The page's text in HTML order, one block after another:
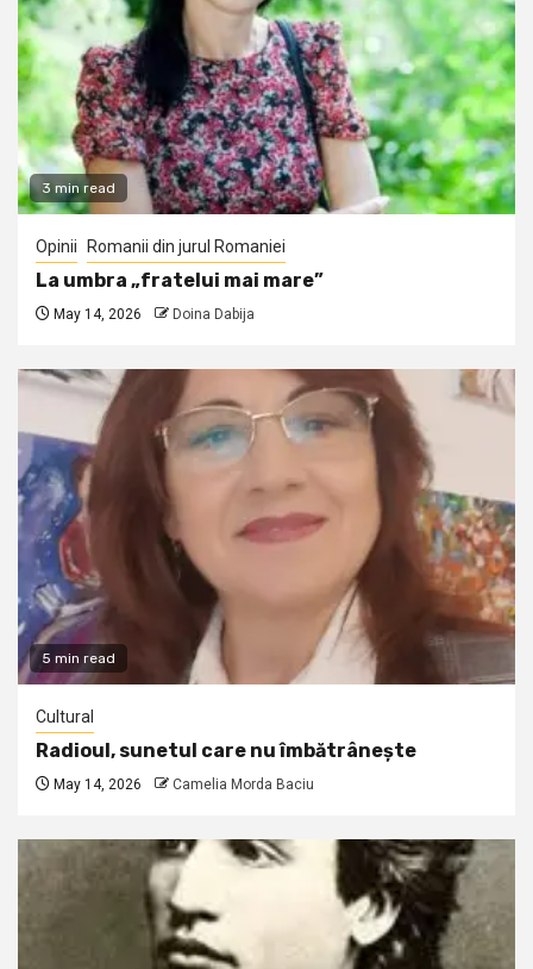
3 min read
Opinii Romanii din jurul Romaniei
La umbra „fratelui mai mare”
May 14, 2026 Doina Dabija
5 min read
Cultural
Radioul, sunetul care nu îmbătrânește
May 14, 2026 Camelia Morda Baciu